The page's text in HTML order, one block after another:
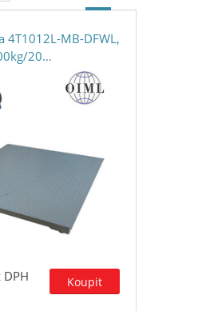
4T1012L-MB-DFWL,
20…
DPH